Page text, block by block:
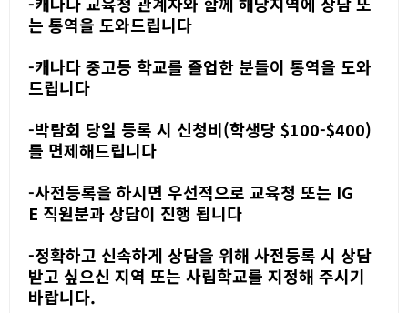
는 통역을 도와드립니다
-캐나다 중고등 학교를 졸업한 분들이 통역을 도와
드립니다
-박람회 당일 등록 시 신청비(학생당 $100-$400)
를 면제해드립니다
-사전등록을 하시면 우선적으로 교육청 또는 IG
E 직원분과 상담이 진행 됩니다
-정확하고 신속하게 상담을 위해 사전등록 시 상담
받고 싶으신 지역 또는 사립학교를 지정해 주시기
바랍니다.